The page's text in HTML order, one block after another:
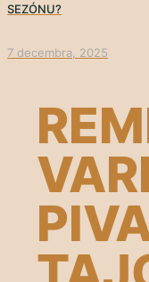
SEZÓNU?
7 decembra, 2025